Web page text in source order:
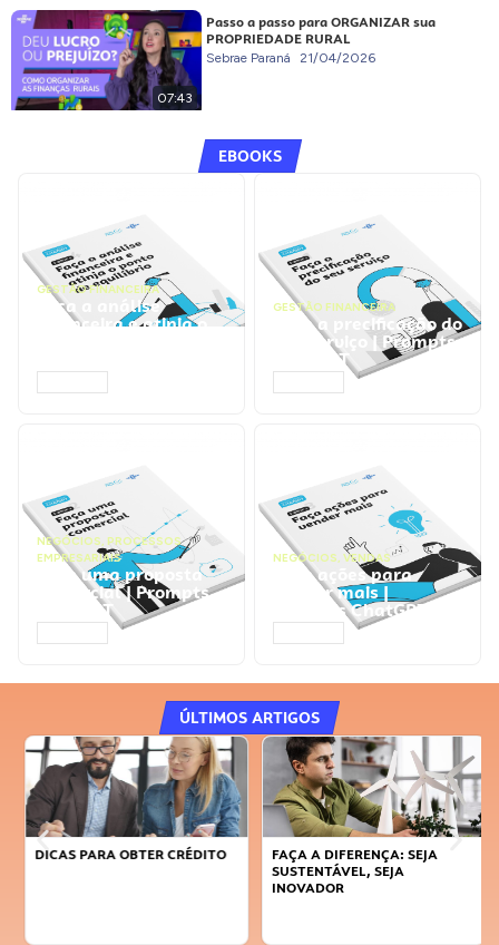
07:43
Passo a passo para ORGANIZAR sua
PROPRIEDADE RURAL
Sebrae Paraná 21/04/2026
EBOOKS
GESTÃO FINANCEIRA
Faça a análise
financeira e atinja o
GESTÃO FINANCEIRA
Faça a precificação do
seu serviço | Prompts
ChatGPT
NEGÓCIOS, PROCESSOS
EMPRESARIAIS
Faça uma proposta
comercial | Prompts
ChatGPT
NEGÓCIOS, VENDAS
Faça ações para
vender mais |
Prompts ChatGPT
ÚLTIMOS ARTIGOS
DICAS PARA OBTER CRÉDITO
FAÇA A DIFERENÇA: SEJA
SUSTENTÁVEL, SEJA
INOVADOR